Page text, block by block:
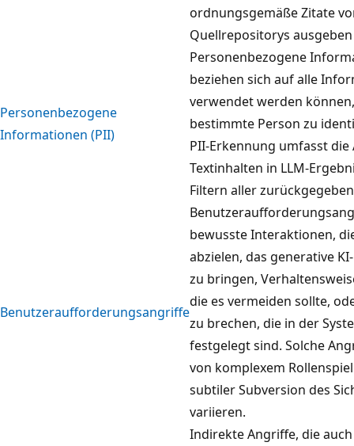
ordnungsgemäße Zitate
Quellrepositorys
Personenbezogene
Informationen (PII)
Personenbezogene
beziehen sich auf alle
verwendet werden
bestimmte Person zu
PII-Erkennung umfasst die
Textinhalten in LLM-
Filtern aller
Benutzeraufforderungsangriffe
bewusste Interaktionen,
abzielen, das generative
zu bringen,
die es vermeiden sollte,
zu brechen, die in der
festgelegt sind. Solche
von komplexem
subtiler Subversion des
variieren.
Indirekte Angriffe, die